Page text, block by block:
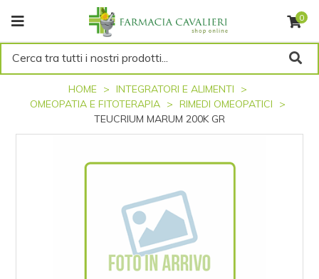
0
Cerca tra tutti i nostri prodotti...
HOME
INTEGRATORI E ALIMENTI
OMEOPATIA E FITOTERAPIA
RIMEDI OMEOPATICI
TEUCRIUM MARUM 200K GR